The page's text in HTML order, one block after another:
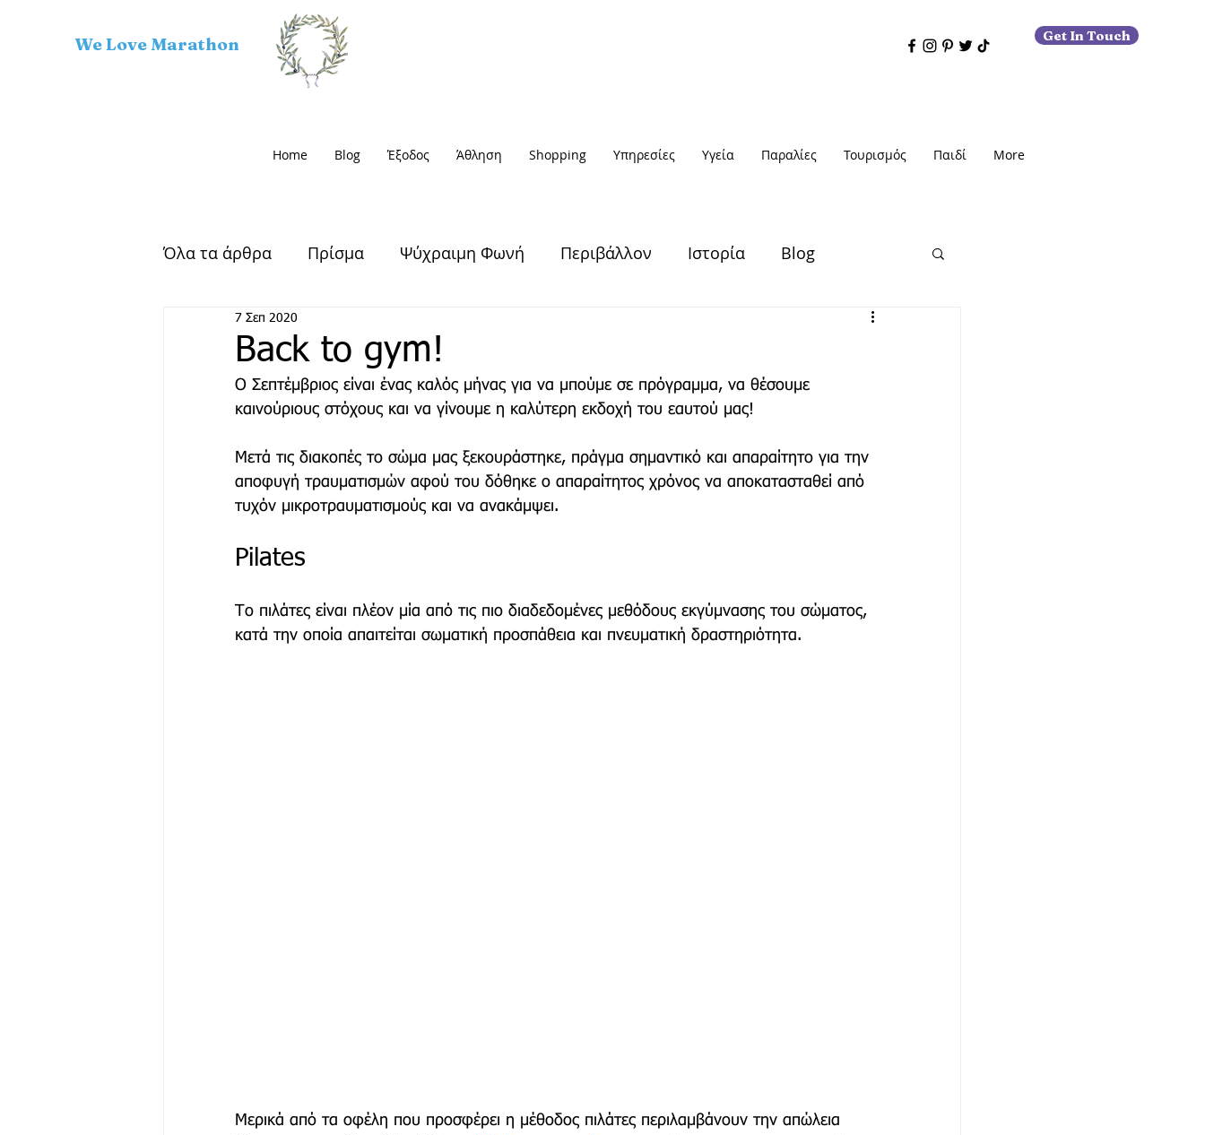
We Love Marathon Get In Touch
Home Blog Έξοδος Άθληση Shopping Υπηρεσίες Υγεία Παραλίες Τουρισμός Παιδί More
Όλα τα άρθρα Πρίσμα Ψύχραιμη Φωνή Περιβάλλον Ιστορία Blog
Αρχαίος Μαραθώνας
Μαραθώνιος Δρόμος Έξοδος Πρόσωπα Αφηγήσεις Νέα / Ειδήσεις
Μόδα & Ομορφιά Θέατρο Deco Παιδί Auto Εκκλησίες Μαραθώνα
Back to gym!
7 Σεπ 2020
Ο Σεπτέμβριος είναι ένας καλός μήνας για να μπούμε σε πρόγραμμα, να θέσουμε
καινούριους στόχους και να γίνουμε η καλύτερη εκδοχή του εαυτού μας!
Μετά τις διακοπές το σώμα μας ξεκουράστηκε, πράγμα σημαντικό και απαραίτητο για την
αποφυγή τραυματισμών αφού του δόθηκε ο απαραίτητος χρόνος να αποκατασταθεί από
τυχόν μικροτραυματισμούς και να ανακάμψει.
Pilates
Το πιλάτες είναι πλέον μία από τις πιο διαδεδομένες μεθόδους εκγύμνασης του σώματος,
κατά την οποία απαιτείται σωματική προσπάθεια και πνευματική δραστηριότητα.
Μερικά από τα οφέλη που προσφέρει η μέθοδος πιλάτες περιλαμβάνουν την απώλεια